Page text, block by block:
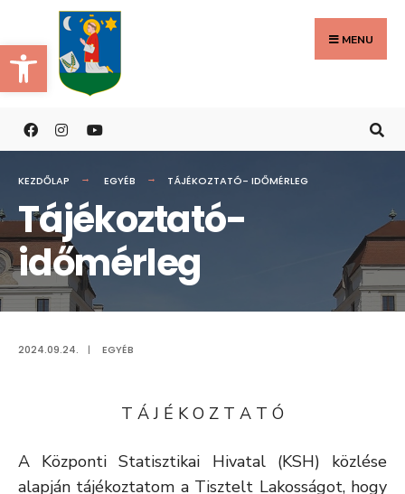
Eszköztár megnyitása
to
content
MENU
KEZDŐLAP EGYÉB TÁJÉKOZTATÓ- IDŐMÉRLEG
Tájékoztató-
időmérleg
2024.09.24. | EGYÉB
T Á J É K O Z T A T Ó
A Központi Statisztikai Hivatal (KSH) közlése
alapján tájékoztatom a Tisztelt Lakosságot, hogy
Search